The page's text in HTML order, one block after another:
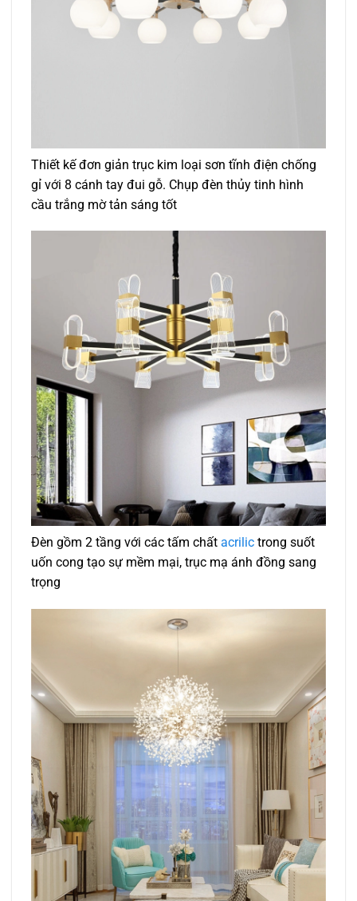
Thiết kế đơn giản trục kim loại sơn tĩnh điện chống
gỉ với 8 cánh tay đui gỗ. Chụp đèn thủy tinh hình
cầu trắng mờ tản sáng tốt
Đèn gồm 2 tầng với các tấm chất acrilic trong suốt
uốn cong tạo sự mềm mại, trục mạ ánh đồng sang
trọng